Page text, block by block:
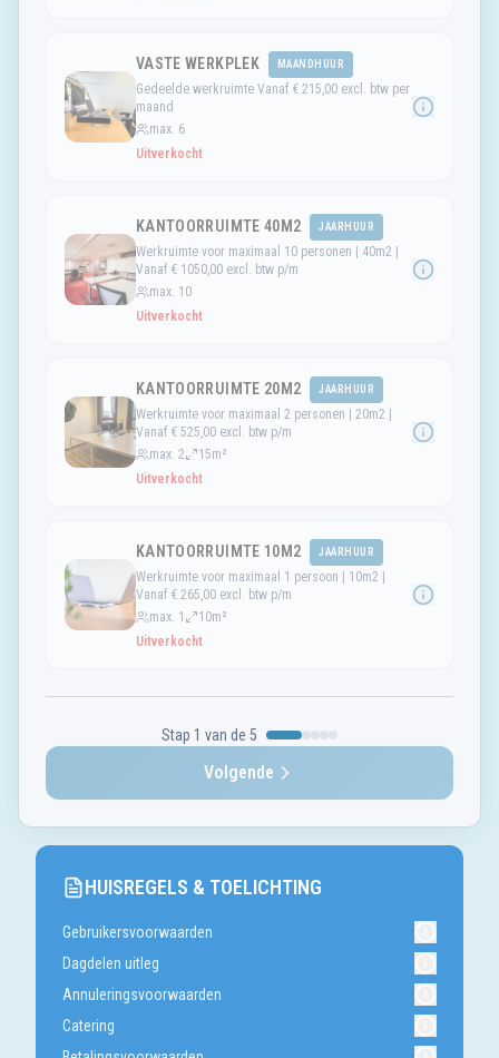
HUISREGELS & TOELICHTING
Gebruikersvoorwaarden
Dagdelen uitleg
Annuleringsvoorwaarden
Catering
VASTE WERKPLEK MAANDHUUR
Gedeelde werkruimte Vanaf € 215,00 excl. btw per
maand
max. 6
Uitverkocht
KANTOORRUIMTE 40M2 JAARHUUR
Werkruimte voor maximaal 10 personen | 40m2 |
Vanaf € 1050,00 excl. btw p/m
max. 10
Uitverkocht
KANTOORRUIMTE 20M2 JAARHUUR
Werkruimte voor maximaal 2 personen | 20m2 |
Vanaf € 525,00 excl. btw p/m
max. 2
15m²
Uitverkocht
KANTOORRUIMTE 10M2 JAARHUUR
Werkruimte voor maximaal 1 persoon | 10m2 |
Vanaf € 265,00 excl. btw p/m
max. 1
10m²
Uitverkocht
Stap 1 van de 5
Volgende